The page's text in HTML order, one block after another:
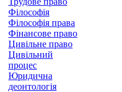
Філософія
Філософія права
Фінансове право
Цивільне право
Цивільний
процес
Юридична
деонтологія